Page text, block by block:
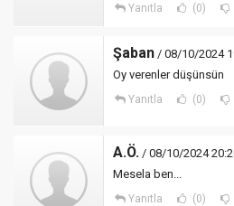
Yanıtla (0)
Şaban / 08/10/2024
Oy verenler düşünsün
Yanıtla (0)
A.Ö. / 08/10/2024
Mesela ben...
Yanıtla (0)